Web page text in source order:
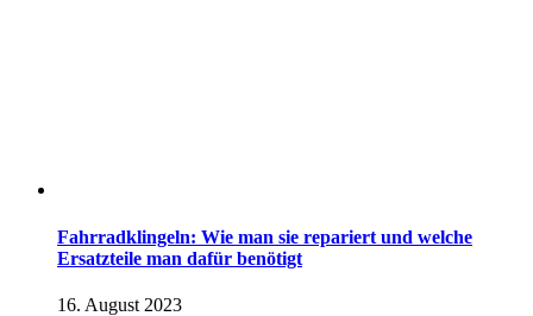
Fahrradklingeln: Wie man sie repariert und welche
Ersatzteile man dafür benötigt
16. August 2023